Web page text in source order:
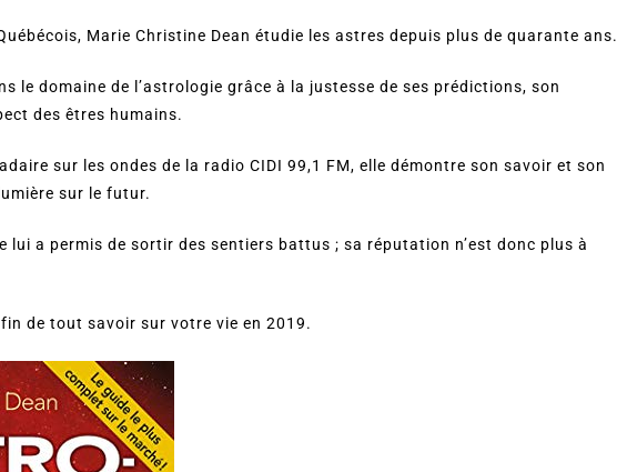
Marie Christine Dean étudie les astres depuis plus de quarante ans.
le domaine de l’astrologie grâce à la justesse de ses prédictions, son
des êtres humains.
sur les ondes de la radio CIDI 99,1 FM, elle démontre son savoir et son
sur le futur.
lui a permis de sortir des sentiers battus ; sa réputation n’est donc plus à
de tout savoir sur votre vie en 2019.